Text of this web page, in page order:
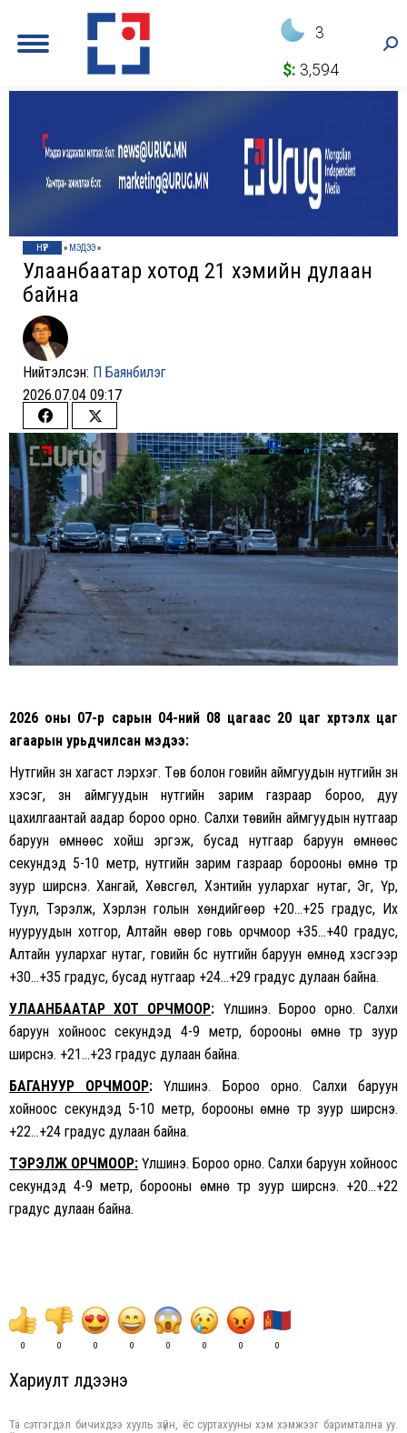
3
$: 3,594
НҮҮР » МЭДЭЭ»
Улаанбаатар хотод 21 хэмийн дулаан
байна
Нийтэлсэн: П Баянбилэг
2026.07.04 09:17
Share
on
Facebook
Share
on
Twitter
2026 оны 07-р сарын 04-ний 08 цагаас 20 цаг хүртэлх цаг
агаарын урьдчилсан мэдээ:
Нутгийн зүүн хагаст үүлэрхэг. Төв болон говийн аймгуудын нутгийн зүүн
хэсэг, зүүн аймгуудын нутгийн зарим газраар бороо, дуу
цахилгаантай аадар бороо орно. Салхи төвийн аймгуудын нутгаар
баруун өмнөөс хойш эргэж, бусад нутгаар баруун өмнөөс
секундэд 5-10 метр, нутгийн зарим газраар борооны өмнө түр
зуур ширүүснэ. Хангай, Хөвсгөл, Хэнтийн уулархаг нутаг, Эг, Үүр,
Туул, Тэрэлж, Хэрлэн голын хөндийгөөр +20…+25 градус, Их
нууруудын хотгор, Алтайн өвөр говь орчмоор +35…+40 градус,
Алтайн уулархаг нутаг, говийн бүс нутгийн баруун өмнөд хэсгээр
+30…+35 градус, бусад нутгаар +24…+29 градус дулаан байна.
УЛААНБААТАР ХОТ ОРЧМООР: Үүлшинэ. Бороо орно. Салхи
баруун хойноос секундэд 4-9 метр, борооны өмнө түр зуур
ширүүснэ. +21…+23 градус дулаан байна.
БАГАНУУР ОРЧМООР:Үүлшинэ. Бороо орно. Салхи баруун
хойноос секундэд 5-10 метр, борооны өмнө түр зуур ширүүснэ.
+22…+24 градус дулаан байна.
ТЭРЭЛЖ ОРЧМООР: Үүлшинэ. Бороо орно. Салхи баруун хойноос
секундэд 4-9 метр, борооны өмнө түр зуур ширүүснэ. +20…+22
градус дулаан байна.
0 0 0 0 0 0 0 0
Хариулт үлдээнэ үү
Та сэтгэгдэл бичихдээ хууль зүйн, ёс суртахууны хэм хэмжээг баримтална уу.